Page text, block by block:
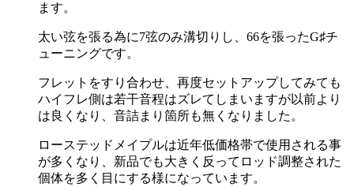
ます。
太い弦を張る為に7弦のみ溝切りし、66を張ったG♯チ
ューニングです。
フレットをすり合わせ、再度セットアップしてみても
ハイフレ側は若干音程はズレてしまいますが以前より
は良くなり、音詰まり箇所も無くなりました。
ローステッドメイプルは近年低価格帯で使用される事
が多くなり、新品でも大きく反ってロッド調整された
個体を多く目にする様になっています。